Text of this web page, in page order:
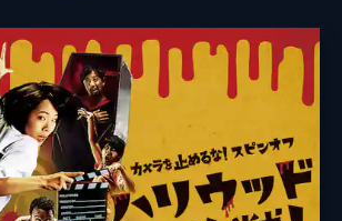
栗原綾奈 合田純奈
松浦早希 浅森咲希奈
松本逢花 秋山ゆずき
谷口智和 山口友和